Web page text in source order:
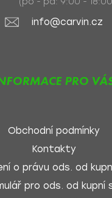
info@carvin.cz
PRO
Obchodní podmínky
Kontakty
o právu ods. od
pro ods. od kupní